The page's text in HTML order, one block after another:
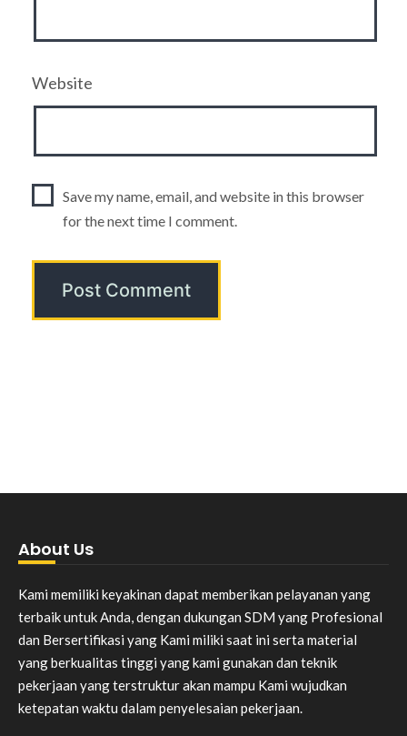
Website
Save my name, email, and website in this browser
for the next time I comment.
About Us
Kami memiliki keyakinan dapat memberikan pelayanan yang
terbaik untuk Anda, dengan dukungan SDM yang Profesional
dan Bersertifikasi yang Kami miliki saat ini serta material
yang berkualitas tinggi yang kami gunakan dan teknik
pekerjaan yang terstruktur akan mampu Kami wujudkan
ketepatan waktu dalam penyelesaian pekerjaan.